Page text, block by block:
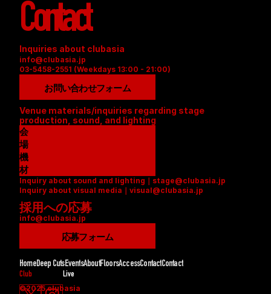
Contact
Inquiries about clubasia
info@clubasia.jp
03-5458-2551 (Weekdays 13:00 - 21:00)
お問い合わせフォーム
Venue materials/inquiries regarding stage
production, sound, and lighting
会
場
資
料
(
P
D
F
機
材
リ
ス
ト
(
D
F
)
Inquiry about sound and lighting｜stage@clubasia.jp
Inquiry about visual media｜visual@clubasia.jp
採用への応募
info@clubasia.jp
応募フォーム
HomeDeep CutsEventsAboutFloorsAccessContactContact
Club Live
©2025 clubasia